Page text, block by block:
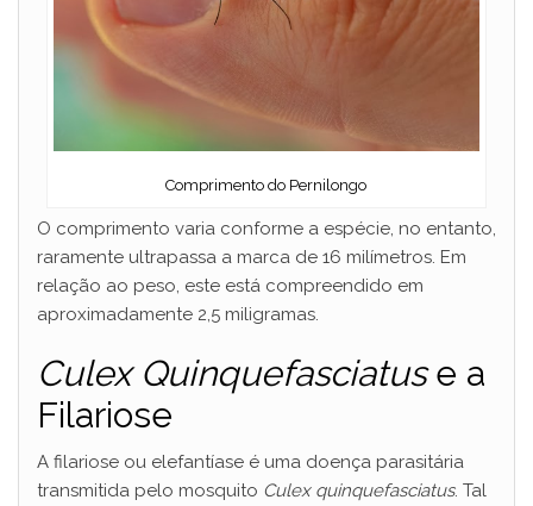
Comprimento do Pernilongo
O comprimento varia conforme a espécie, no entanto,
raramente ultrapassa a marca de 16 milímetros. Em
relação ao peso, este está compreendido em
aproximadamente 2,5 miligramas.
Culex Quinquefasciatuse a
Filariose
A filariose ou elefantíase é uma doença parasitária
transmitida pelo mosquito Culex quinquefasciatus. Tal